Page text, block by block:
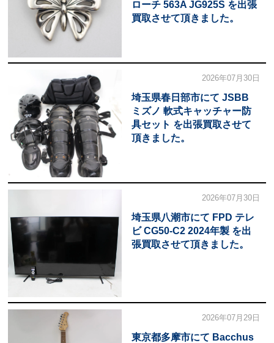
ローチ 563A JG925S を出張
買取させて頂きました。
2026年07月30日
埼玉県春日部市にて JSBB
ミズノ 軟式キャッチャー防
具セット を出張買取させて
頂きました。
2026年07月30日
埼玉県八潮市にて FPD テレ
ビ CG50-C2 2024年製 を出
張買取させて頂きました。
2026年07月29日
東京都多摩市にて Bacchus